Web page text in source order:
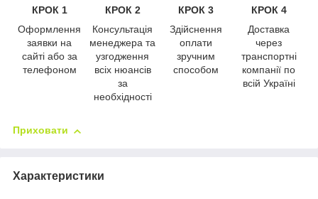
КРОК 1
Оформлення
заявки на
сайті або за
телефоном
КРОК 2
Консультація
менеджера та
узгодження
всіх нюансів
за
необхідності
КРОК 3
Здійснення
оплати
зручним
способом
КРОК 4
Доставка
через
транспортні
компанії по
всій Україні
Приховати
Характеристики